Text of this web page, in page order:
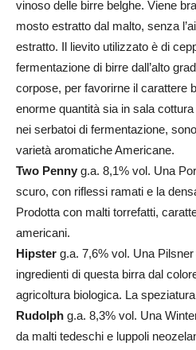
vinoso delle birre belghe. Viene
mosto estratto dal malto, senza
estratto. Il lievito utilizzato è di
fermentazione di birre dall’alto
corpose, per favorirne il carattere
enorme quantità sia in sala
nei serbatoi di fermentazione,
varietà aromatiche Americane.
Two Penny g.a. 8,1% vol. Una
scuro, con riflessi ramati e la
Prodotta con malti torrefatti,
americani.
Hipster g.a. 7,6% vol. Una
ingredienti di questa birra dal
agricoltura biologica. La
Rudolph g.a. 8,3% vol. Una
da malti tedeschi e luppoli